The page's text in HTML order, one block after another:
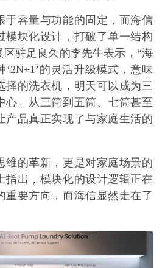
于容量与功能的固定，而海信
模块化设计，打破了单一结构
驻足良久的李先生表示，“海
的灵活升级模式，意味
择的洗衣机，明天可以成为三
心。从三筒到五筒、七筒甚至
产品真正实现了与家庭生活的
维的革新，更是对家庭场景的
指出，模块化的设计逻辑正在
重要方向，而海信显然走在了